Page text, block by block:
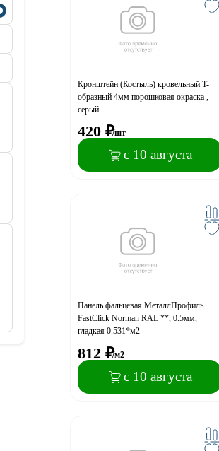
Кронштейн (Костыль) кровельный T-
образный 4мм порошковая окраска ,
серый
420 ₽/шт
с 10 августа
Панель фальцевая МеталлПрофиль
FastClick Norman RAL **, 0.5мм,
гладкая 0.531*м2
812 ₽/м2
с 10 августа